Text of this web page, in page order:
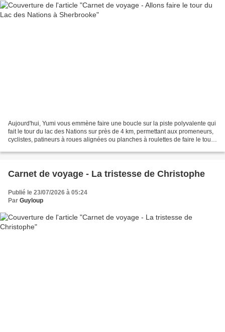
Aujourd'hui, Yumi vous emmène faire une boucle sur la piste polyvalente qui
fait le tour du lac des Nations sur près de 4 km, permettant aux promeneurs,
cyclistes, patineurs à roues alignées ou planches à roulettes de faire le tour
Carnet de voyage - La tristesse de Christophe
Publié le 23/07/2026 à 05:24
Par Guyloup